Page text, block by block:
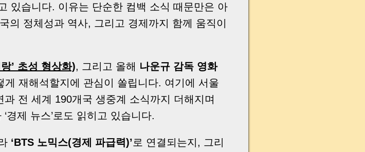
있습니다. 이유는 단순한 컴백 소식 때문만은 아
의 정체성과 역사, 그리고 경제까지 함께 움직이
랑’ 초성 형상화), 그리고 올해 나운규 감독 영화
게 재해석할지에 관심이 쏠립니다. 여기에 서울
전 세계 190개국 생중계 소식까지 더해지며
경제 뉴스’로도 읽히고 있습니다.
‘BTS 노믹스(경제 파급력)’로 연결되는지, 그리